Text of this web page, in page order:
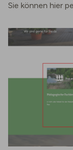
Sie können hier